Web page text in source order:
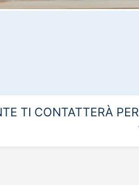
TI CONTATTERÀ PER